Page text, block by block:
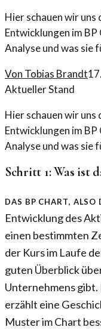
Hier schauen wir uns
Entwicklungen im
Analyse und was sie
Von Tobias Brandt
Aktueller Stand
Hier schauen wir uns
Entwicklungen im
Analyse und was sie
Schritt 1: Was ist
Das BP Chart,
Entwicklung des
einen bestimmten
der Kurs im Laufe
guten Überblick
Unternehmens gibt.
erzählt eine
Muster im Chart